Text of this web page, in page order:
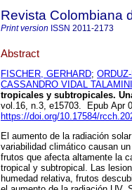
Revista Colombiana
Print version ISSN 2011-2173
Abstract
FISCHER, GERHARD;
CASSANDRO VIDAL
tropicales y subtropicales.
vol.16, n.3, e15703. Epub Apr
https://doi.org/10.17584/
El aumento de la radiación
variabilidad climático causan
frutos que afecta altamente la
tropical y subtropical. Las
humedad relativa, frutos